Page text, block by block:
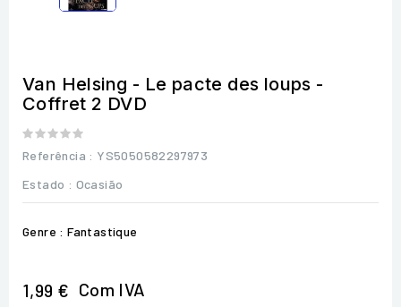
Van Helsing - Le pacte des loups -
Coffret 2 DVD
Referência : YS5050582297973
Estado : Ocasião
Genre : Fantastique
1,99 € Com IVA